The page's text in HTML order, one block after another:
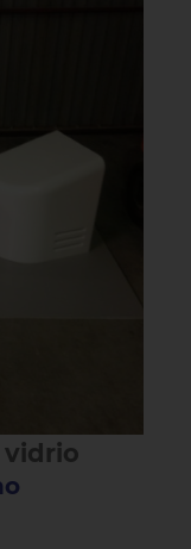
vidrio